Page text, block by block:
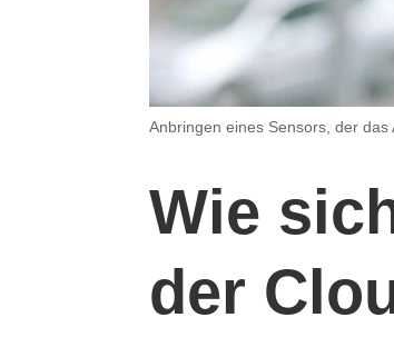
Anbringen eines Sensors, der
Wie
der